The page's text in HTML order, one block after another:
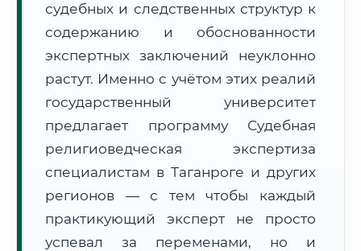
Расчет логистики оригиналов:
• Маршрут транзита: ~3 134 км
• Экспресс-доставка СДЭК / Почтой:
4–6 рабочих дней
📜 Документы и аккредитация ФИС ФРДО
🔍Нажмите на документ для увеличения и просмотра
судебных и следственных структур к
содержанию и обоснованности
экспертных заключений неуклонно
растут. Именно с учётом этих реалий
государственный университет
предлагает программу Судебная
религиоведческая экспертиза
специалистам в Таганроге и других
регионов — с тем чтобы каждый
практикующий эксперт не просто
успевал за переменами, но и